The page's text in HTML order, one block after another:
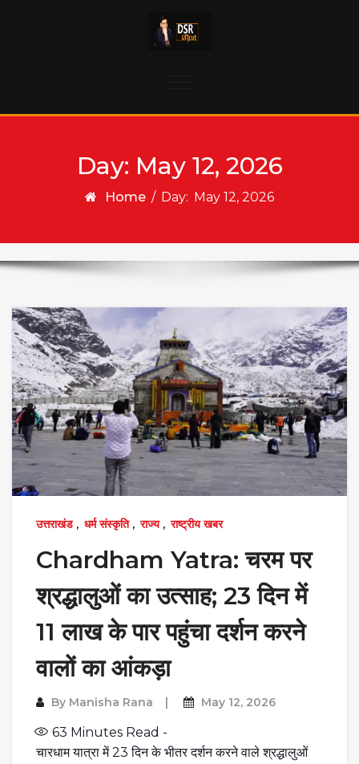
Day: May 12, 2026
Home / Day: May 12, 2026
उत्तराखंड, धर्म संस्कृति, राज्य, राष्ट्रीय खबर
Chardham Yatra: चरम पर
श्रद्धालुओं का उत्साह; 23 दिन में
11 लाख के पार पहुंचा दर्शन करने
वालों का आंकड़ा
By Manisha Rana May 12, 2026
63 Minutes Read -
चारधाम यात्रा में 23 दिन के भीतर दर्शन करने वाले श्रद्धालुओं